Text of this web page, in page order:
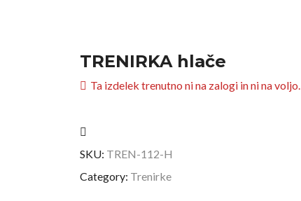
TRENIRKA hlače
Ta izdelek trenutno ni na zalogi in ni na voljo.
SKU: TREN-112-H
Category: Trenirke